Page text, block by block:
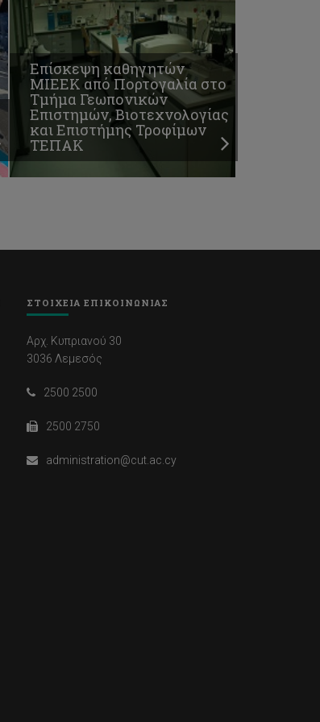
Επίσκεψη καθηγητών
ΜΙΕΕΚ από Πορτογαλία στο
Τμήμα Γεωπονικών
Επιστημών, Βιοτεχνολογίας
και Επιστήμης Τροφίμων
ΤΕΠΑΚ
ΣΤΟΙΧΕΙΑ ΕΠΙΚΟΙΝΩΝΙΑΣ
Αρχ. Κυπριανού 30
3036 Λεμεσός
2500 2500
2500 2750
administration@cut.ac.cy